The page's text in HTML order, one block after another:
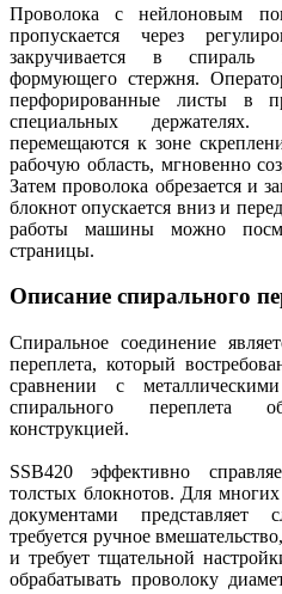
Проволока с нейлоновым
пропускается через
закручивается в спираль
формующего стержня.
перфорированные листы в
специальных
перемещаются к зоне
рабочую область, мгновенно
Затем проволока обрезается и
блокнот опускается вниз и
работы машины можно
страницы.
Описание спирального
Спиральное соединение
переплета, который
сравнении с
спирального переплета
конструкцией.
SSB420 эффективно
толстых блокнотов. Для
документами представляет
требуется ручное
и требует тщательной
обрабатывать проволоку